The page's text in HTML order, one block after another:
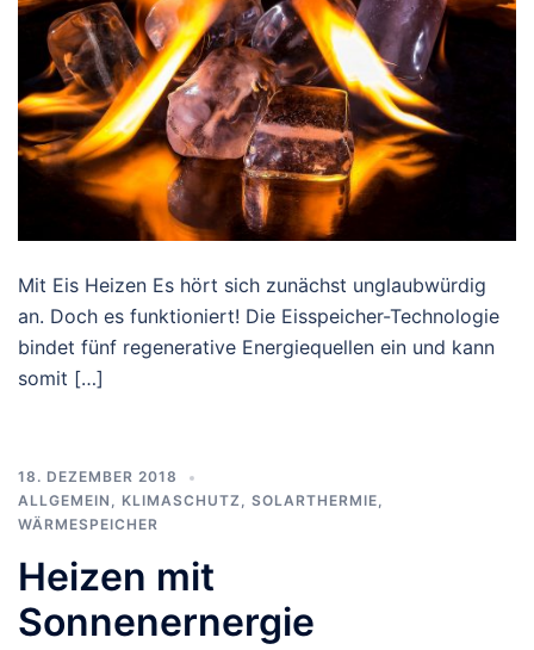
Mit Eis Heizen Es hört sich zunächst unglaubwürdig
an. Doch es funktioniert! Die Eisspeicher-Technologie
bindet fünf regenerative Energiequellen ein und kann
somit […]
18. DEZEMBER 2018
ALLGEMEIN
KLIMASCHUTZ SOLARTHERMIE
WÄRMESPEICHER
Heizen mit
Sonnenernergie